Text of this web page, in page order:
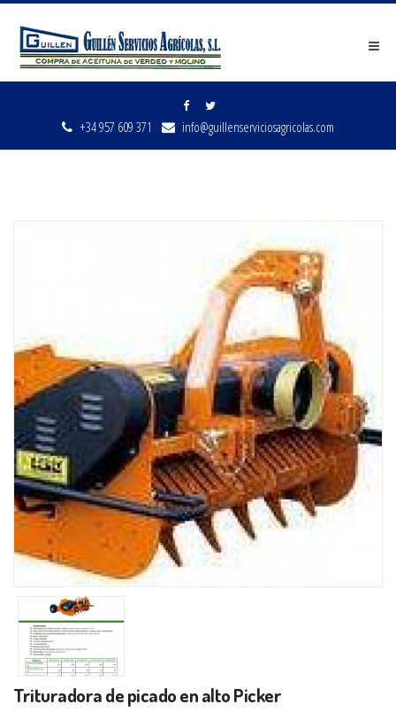
+34 957 609 371 info@guillenserviciosagricolas.com
Trituradora de picado en alto Picker